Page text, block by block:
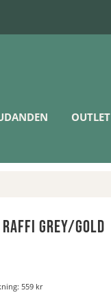
OUTLET
Raffi Grey/Gold
559 kr